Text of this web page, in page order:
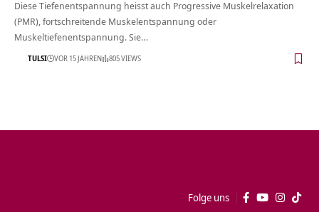
Diese Tiefenentspannung heisst auch Progressive Muskelrelaxation
(PMR), fortschreitende Muskelentspannung oder
Muskeltiefenentspannung. Sie…
TULSI VOR 15 JAHREN 805 VIEWS
Folge uns